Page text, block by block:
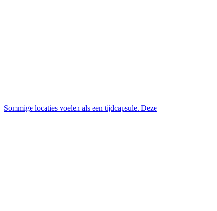
Sommige locaties voelen als een tijdcapsule. Deze